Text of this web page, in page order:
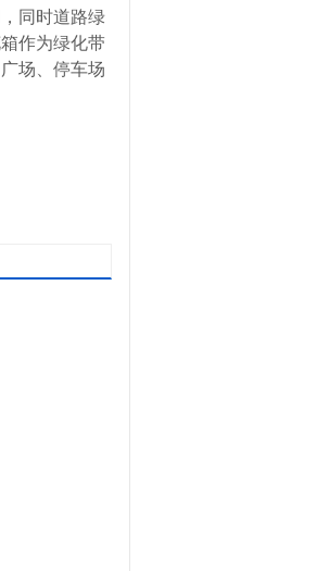
同时道路绿
作为绿化带
场、停车场